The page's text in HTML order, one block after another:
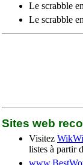
Le scrabble
Le scrabble
Sites web
Visitez
listes à partir